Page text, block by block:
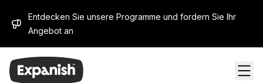
Entdecken Sie unsere Programme und fordern Sie Ihr
Angebot an